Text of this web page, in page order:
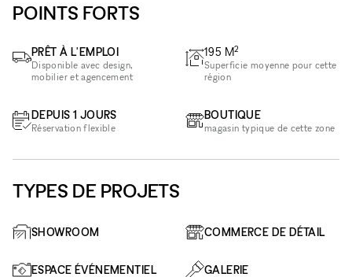
POINTS FORTS
PRÊT À L'EMPLOI
Disponible avec design,
mobilier et agencement
DEPUIS 1 JOURS
Réservation flexible
195 M2
Superficie moyenne pour cette
région
BOUTIQUE
magasin typique de cette zone
TYPES DE PROJETS
SHOWROOM COMMERCE DE DÉTAIL
ESPACE ÉVÉNEMENTIEL GALERIE